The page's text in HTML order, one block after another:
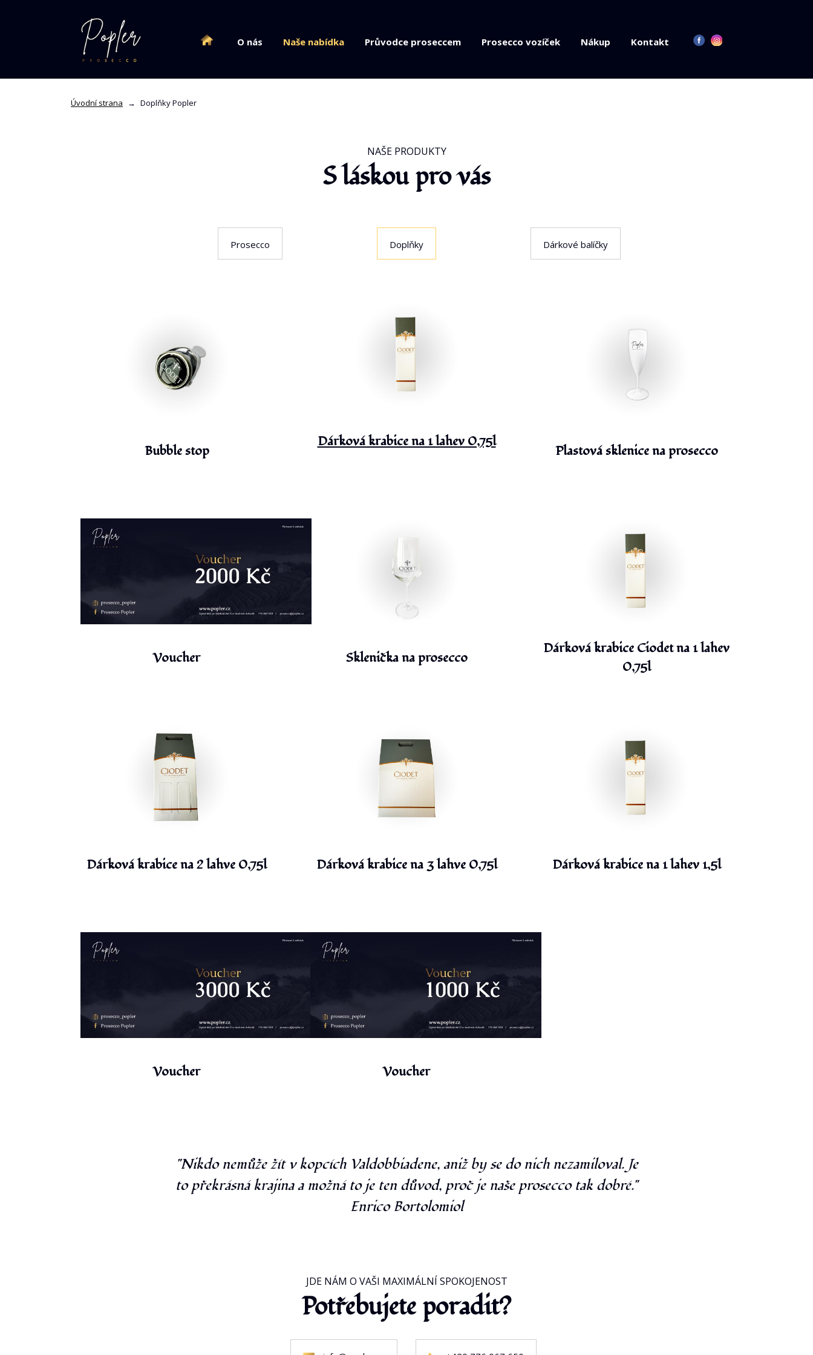
O nás Naše nabídka Průvodce proseccem Prosecco vozíček Nákup Kontakt
Úvodní strana → Doplňky Popler
NAŠE PRODUKTY
S láskou pro vás
Prosecco Doplňky Dárkové balíčky
Bubble stop
Dárková krabice na 1 lahev 0,75l
Plastová sklenice na prosecco
Voucher Sklenička na prosecco
Dárková krabice Ciodet na 1 lahev
0,75l
Dárková krabice na 2 lahve 0,75l Dárková krabice na 3 lahve 0,75l Dárková krabice na 1 lahev 1,5l
Voucher Voucher
"Nikdo nemůže žít v kopcích Valdobbiadene, aniž by se do nich nezamiloval. Je
to překrásná krajina a možná to je ten důvod, proč je naše prosecco tak dobré."
Enrico Bortolomiol
JDE NÁM O VAŠI MAXIMÁLNÍ SPOKOJENOST
Potřebujete poradit?